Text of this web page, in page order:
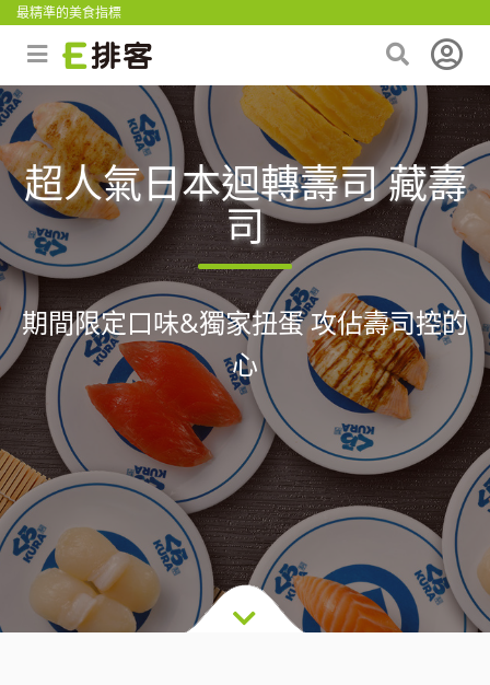
最精準的美食指標
超人氣日本迴轉壽司 藏壽
司
期間限定口味&獨家扭蛋 攻佔壽司控的
心